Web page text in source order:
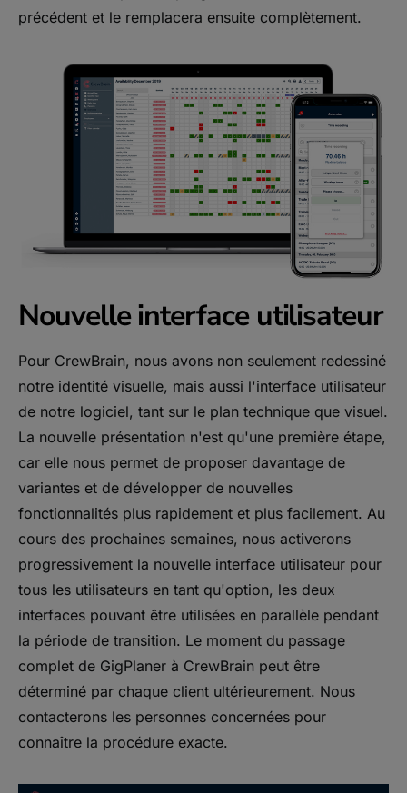
précédent et le remplacera ensuite complètement.
Nouvelle interface utilisateur
Pour CrewBrain, nous avons non seulement redessiné
notre identité visuelle, mais aussi l'interface utilisateur
de notre logiciel, tant sur le plan technique que visuel.
La nouvelle présentation n'est qu'une première étape,
car elle nous permet de proposer davantage de
variantes et de développer de nouvelles
fonctionnalités plus rapidement et plus facilement. Au
cours des prochaines semaines, nous activerons
progressivement la nouvelle interface utilisateur pour
tous les utilisateurs en tant qu'option, les deux
interfaces pouvant être utilisées en parallèle pendant
la période de transition. Le moment du passage
complet de GigPlaner à CrewBrain peut être
déterminé par chaque client ultérieurement. Nous
contacterons les personnes concernées pour
connaître la procédure exacte.